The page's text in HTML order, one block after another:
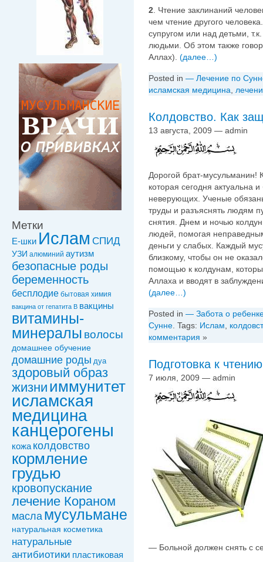
Метки
Е-шки Ислам СПИД
УЗИ алюминий аутизм
безопасные роды
беременность
бесплодие бытовая химия
вакцинa от гепатита В вакцины
витамины-
минералы волосы
домашнее обучение
домашние роды дуа
здоровый образ
жизни иммунитет
исламская
медицина
канцерогены
кожа колдовствo
кормление
грудью
кровопускание
лечение Кораном
масла мусульмане
натуральная косметика
натуральные
антибиотики пластиковая
2. Чтение заклинаний
чем чтение другого
супругом или над детьми,
людьми. Об этом также
Аллах). (далее…)
Posted in — Лечение по
исламская медицина
Колдовство. Как
13 августа, 2009 — admin
Дорогой брат-мусульманин!
которая сегодня актуальна
неверующих. Ученые
труды и разъяснять людям
снятия. Днем и ночью
людей, помогая
деньги у слабых. Каждый
близкому, чтобы он не
помощью к колдунам,
Аллаха и вводят в
(далее…)
Posted in — Забота о
Сунне . Tags: Ислам
комментария »
Подготовка к
7 июля, 2009 — admin
— Больной должен снять с